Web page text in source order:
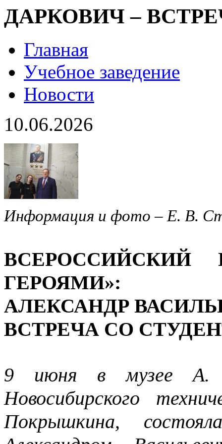
ДАРКОВИЧ –
Главная
Учебное заведение
Новости
10.06.2026
Информация и фото – Е. В.
ГЕРОЯМИ»:
АЛЕКСАНДР
ВСТРЕЧА СО
9 июня в музее А.
Новосибирского
Покрышкина,